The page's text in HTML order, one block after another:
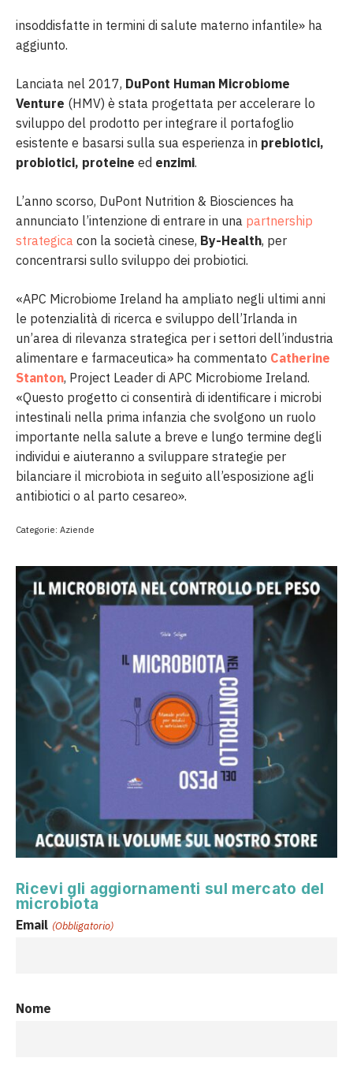
insoddisfatte in termini di salute materno infantile» ha
aggiunto.
Lanciata nel 2017, DuPont Human Microbiome
Venture (HMV) è stata progettata per accelerare lo
sviluppo del prodotto per integrare il portafoglio
esistente e basarsi sulla sua esperienza in prebiotici,
probiotici, proteine ​​ed enzimi.
L’anno scorso, DuPont Nutrition & Biosciences ha
annunciato l’intenzione di entrare in una partnership
strategica con la società cinese, By-Health, per
concentrarsi sullo sviluppo dei probiotici.
«APC Microbiome Ireland ha ampliato negli ultimi anni
le potenzialità di ricerca e sviluppo dell’Irlanda in
un’area di rilevanza strategica per i settori dell’industria
alimentare e farmaceutica» ha commentato Catherine
Stanton, Project Leader di APC Microbiome Ireland.
«Questo progetto ci consentirà di identificare i microbi
intestinali nella prima infanzia che svolgono un ruolo
importante nella salute a breve e lungo termine degli
individui e aiuteranno a sviluppare strategie per
bilanciare il microbiota in seguito all’esposizione agli
antibiotici o al parto cesareo».
Categorie: Aziende
Ricevi gli aggiornamenti sul mercato del
microbiota
Email (Obbligatorio)
Nome